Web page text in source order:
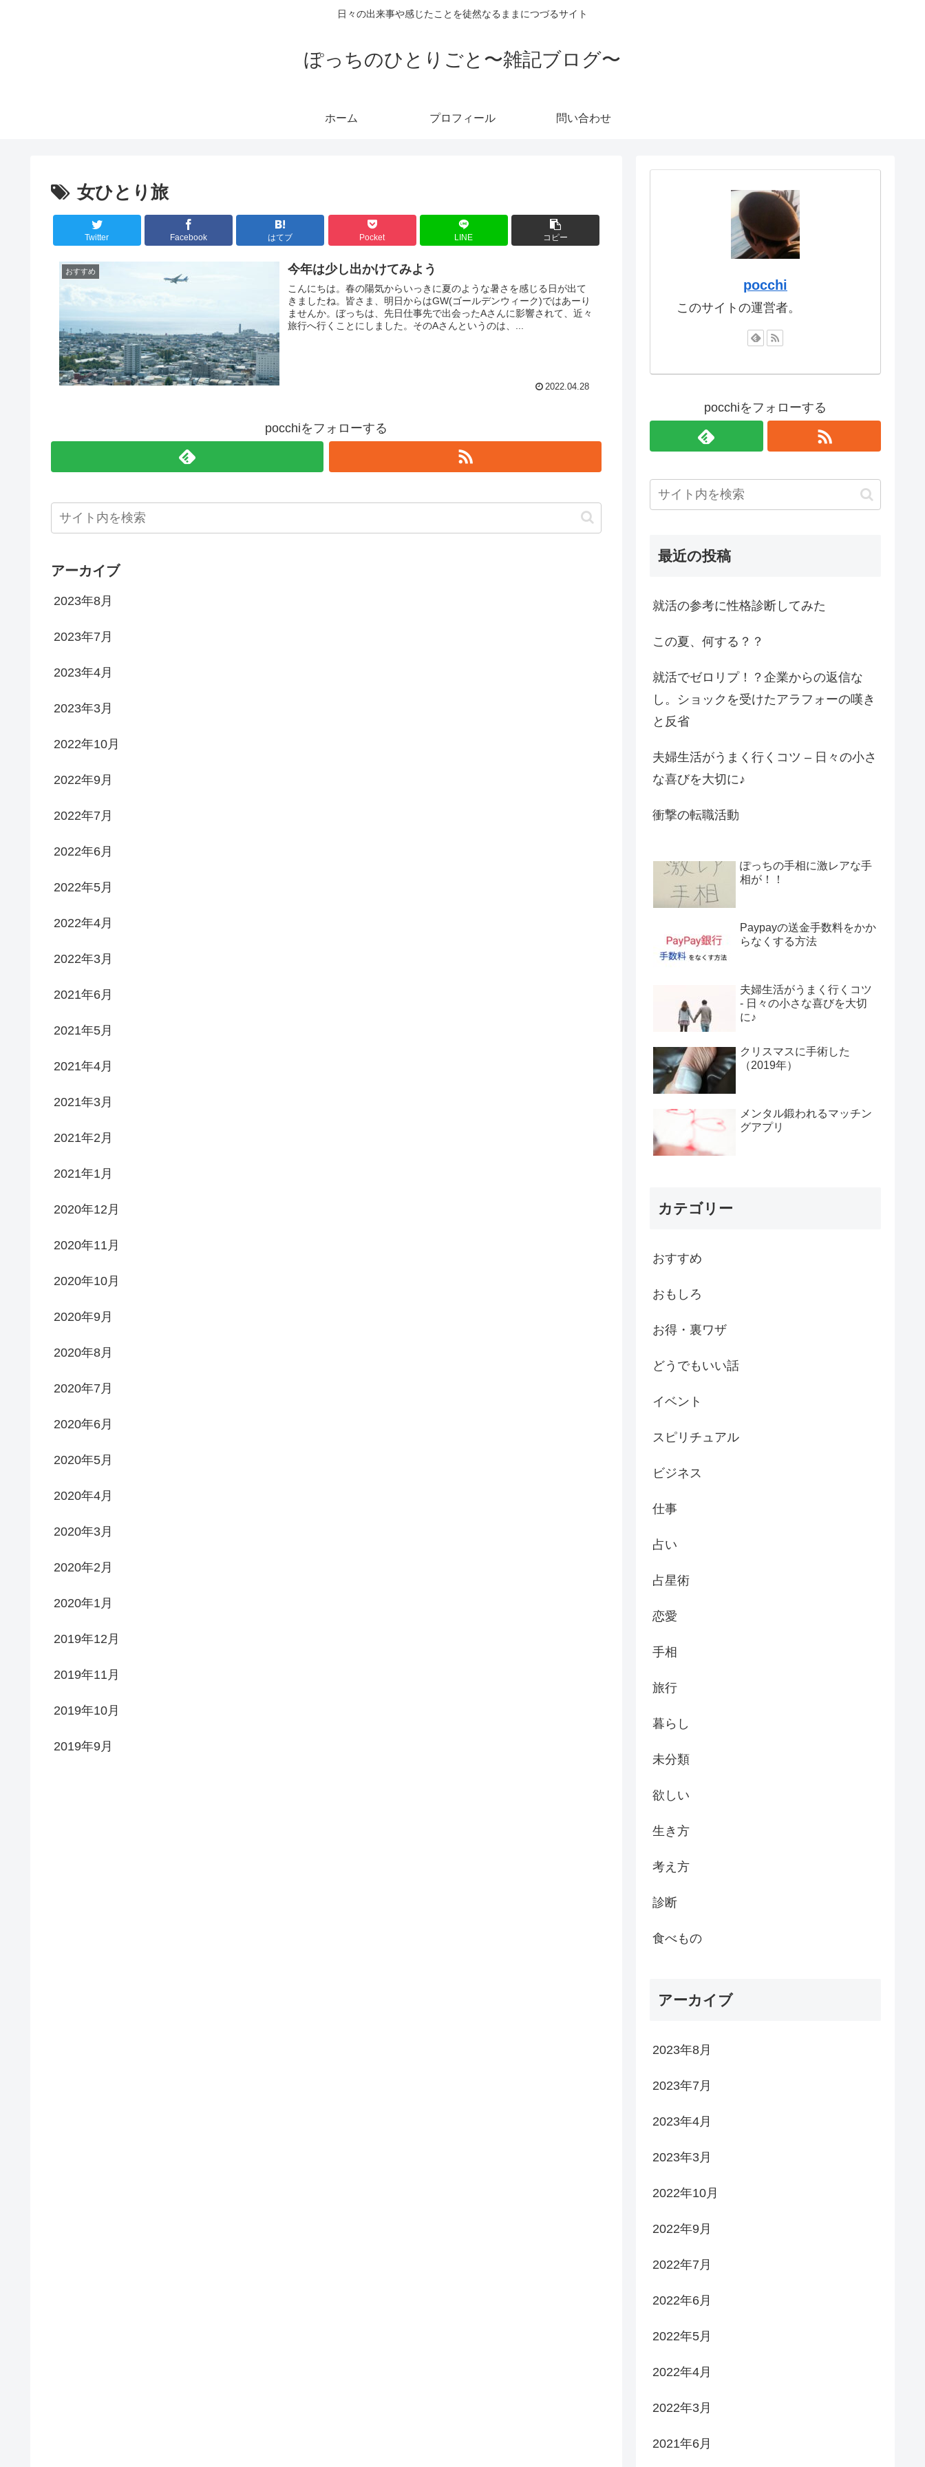
日々の出来事や感じたことを徒然なるままにつづるサイト
ぽっちのひとりごと〜雑記ブログ〜
ホーム プロフィール 問い合わせ
女ひとり旅
Twitter Facebook はてブ Pocket LINE コピー
おすすめ 今年は少し出かけてみよう
こんにちは。春の陽気からいっきに夏のような暑さを感じる日が出て
きましたね。皆さま、明日からはGW(ゴールデンウィーク)ではあーり
ませんか。ぼっちは、先日仕事先で出会ったAさんに影響されて、近々
旅行へ行くことにしました。そのAさんというのは、...
2022.04.28
pocchiをフォローする
アーカイブ
2023年8月
2023年7月
2023年4月
2023年3月
2022年10月
2022年9月
2022年7月
2022年6月
2022年5月
2022年4月
2022年3月
2021年6月
2021年5月
2021年4月
2021年3月
2021年2月
2021年1月
2020年12月
2020年11月
2020年10月
2020年9月
2020年8月
2020年7月
2020年6月
2020年5月
2020年4月
2020年3月
2020年2月
2020年1月
2019年12月
2019年11月
2019年10月
2019年9月
pocchi
このサイトの運営者。
pocchiをフォローする
最近の投稿
就活の参考に性格診断してみた
この夏、何する？？
就活でゼロリプ！？企業からの返信な
し。ショックを受けたアラフォーの嘆き
と反省
夫婦生活がうまく行くコツ – 日々の小さ
な喜びを大切に♪
衝撃の転職活動
ぽっちの手相に激レアな手
相が！！
Paypayの送金手数料をかか
らなくする方法
夫婦生活がうまく行くコツ
- 日々の小さな喜びを大切
に♪
クリスマスに手術した
（2019年）
メンタル鍛われるマッチン
グアプリ
カテゴリー
おすすめ
おもしろ
お得・裏ワザ
どうでもいい話
イベント
スピリチュアル
ビジネス
仕事
占い
占星術
恋愛
手相
旅行
暮らし
未分類
欲しい
生き方
考え方
診断
食べもの
アーカイブ
2023年8月
2023年7月
2023年4月
2023年3月
2022年10月
2022年9月
2022年7月
2022年6月
2022年5月
2022年4月
2022年3月
2021年6月